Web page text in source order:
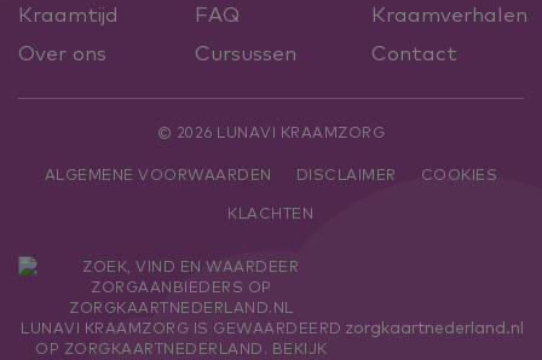
Kraamtijd
FAQ
Kraamverhalen
Over ons
Cursussen Contact
© 2026 LUNAVI KRAAMZORG
ALGEMENE VOORWAARDEN DISCLAIMER
COOKIES
KLACHTEN
LUNAVI KRAAMZORG IS GEWAARDEERD
OP ZORGKAARTNEDERLAND. BEKIJK
zorgkaartnederland.nl